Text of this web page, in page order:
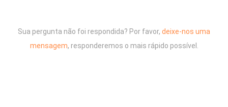
Sua pergunta não foi respondida? Por favor, deixe-nos uma
mensagem, responderemos o mais rápido possível.